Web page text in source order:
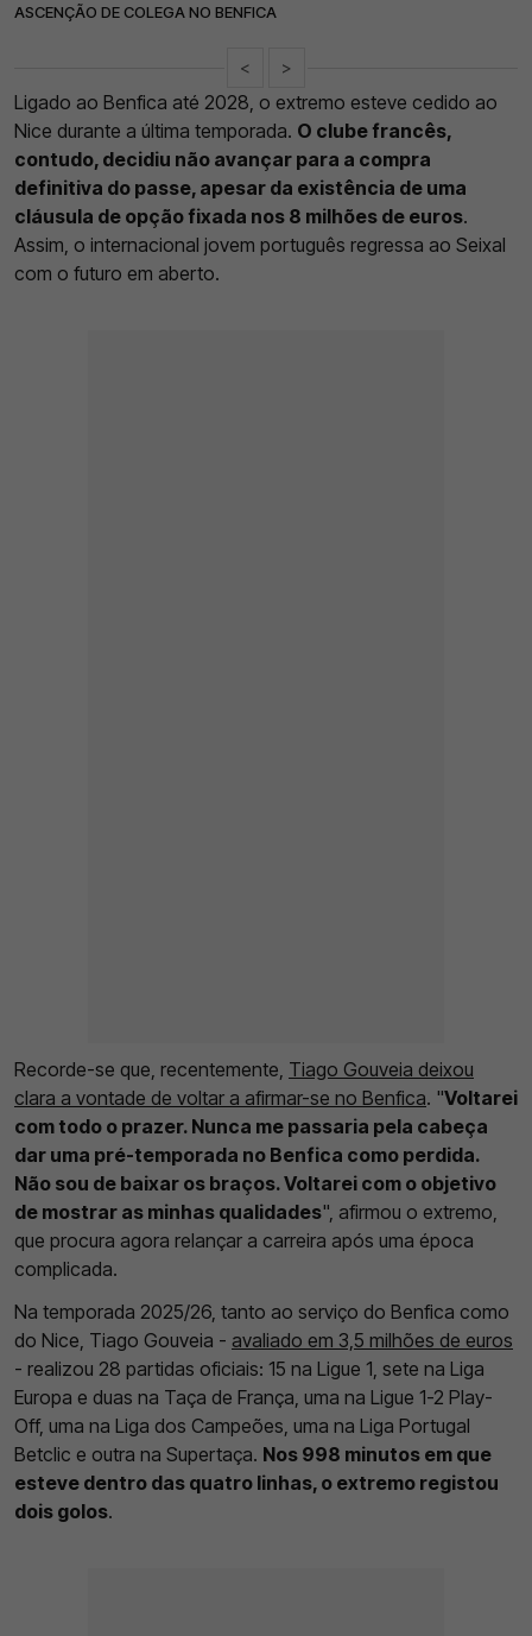
ASCENÇÃO DE COLEGA NO BENFICA
< >
Ligado ao Benfica até 2028, o extremo esteve cedido ao
Nice durante a última temporada. O clube francês,
contudo, decidiu não avançar para a compra
definitiva do passe, apesar da existência de uma
cláusula de opção fixada nos 8 milhões de euros.
Assim, o internacional jovem português regressa ao Seixal
com o futuro em aberto.
Recorde-se que, recentemente, Tiago Gouveia deixou
clara a vontade de voltar a afirmar-se no Benfica. "Voltarei
com todo o prazer. Nunca me passaria pela cabeça
dar uma pré-temporada no Benfica como perdida.
Não sou de baixar os braços. Voltarei com o objetivo
de mostrar as minhas qualidades", afirmou o extremo,
que procura agora relançar a carreira após uma época
complicada.
Na temporada 2025/26, tanto ao serviço do Benfica como
do Nice, Tiago Gouveia - avaliado em 3,5 milhões de euros
- realizou 28 partidas oficiais: 15 na Ligue 1, sete na Liga
Europa e duas na Taça de França, uma na Ligue 1-2 Play-
Off, uma na Liga dos Campeões, uma na Liga Portugal
Betclic e outra na Supertaça. Nos 998 minutos em que
esteve dentro das quatro linhas, o extremo registou
dois golos.